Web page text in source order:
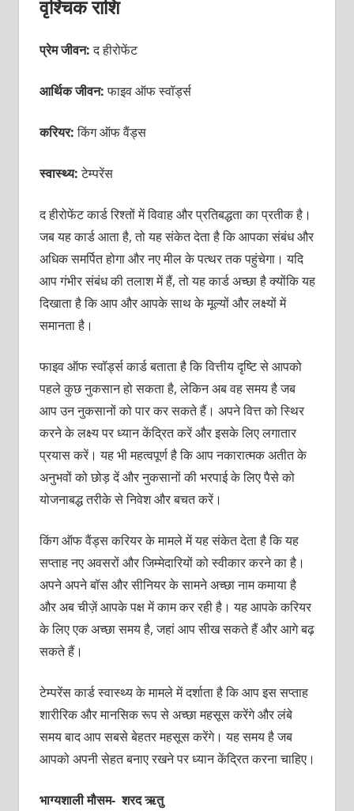
वृश्चिक राशि
प्रेम जीवन:द हीरोफेंट
आर्थिक जीवन:फाइव ऑफ स्वॉर्ड्स
करियर:किंग ऑफ वैंड्स
स्वास्थ्य:टेम्परेंस
द हीरोफेंट कार्ड रिश्तों में विवाह और प्रतिबद्धता का प्रतीक है।
जब यह कार्ड आता है, तो यह संकेत देता है कि आपका संबंध और
अधिक समर्पित होगा और नए मील के पत्थर तक पहुंचेगा। यदि
आप गंभीर संबंध की तलाश में हैं, तो यह कार्ड अच्छा है क्योंकि यह
दिखाता है कि आप और आपके साथ के मूल्यों और लक्ष्यों में
समानता है।
फाइव ऑफ स्वॉर्ड्स कार्ड बताता है कि वित्तीय दृष्टि से आपको
पहले कुछ नुकसान हो सकता है, लेकिन अब वह समय है जब
आप उन नुकसानों को पार कर सकते हैं। अपने वित्त को स्थिर
करने के लक्ष्य पर ध्यान केंद्रित करें और इसके लिए लगातार
प्रयास करें। यह भी महत्वपूर्ण है कि आप नकारात्मक अतीत के
अनुभवों को छोड़ दें और नुकसानों की भरपाई के लिए पैसे को
योजनाबद्ध तरीके से निवेश और बचत करें।
किंग ऑफ वैंड्स करियर के मामले में यह संकेत देता है कि यह
सप्ताह नए अवसरों और जिम्मेदारियों को स्वीकार करने का है।
अपने अपने बॉस और सीनियर के सामने अच्छा नाम कमाया है
और अब चीज़ें आपके पक्ष में काम कर रही है। यह आपके करियर
के लिए एक अच्छा समय है, जहां आप सीख सकते हैं और आगे बढ़
सकते हैं।
टेम्परेंस कार्ड स्वास्थ्य के मामले में दर्शाता है कि आप इस सप्ताह
शारीरिक और मानसिक रूप से अच्छा महसूस करेंगे और लंबे
समय बाद आप सबसे बेहतर महसूस करेंगे। यह समय है जब
आपको अपनी सेहत बनाए रखने पर ध्यान केंद्रित करना चाहिए।
भाग्यशाली मौसम- शरद ऋतु